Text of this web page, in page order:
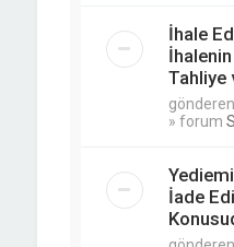
İhale
İhalenin
Tahliye
gönderen
» forum
İade